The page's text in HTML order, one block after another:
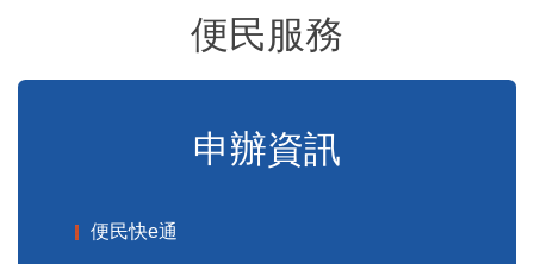
便民服務
申辦資訊
便民快e通